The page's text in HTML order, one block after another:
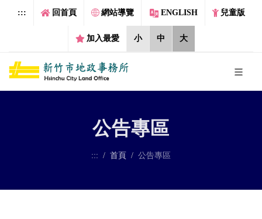
跳到主要內容區塊
::: 回首頁 網站導覽 ENGLISH 兒童版
加入最愛 小 中 大
公告專區
::: 首頁 公告專區